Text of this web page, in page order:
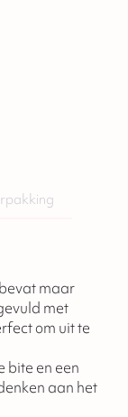
bevat maar
met
om uit te
bite en een
aan het